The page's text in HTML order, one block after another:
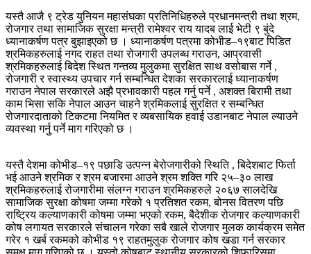
यस्तै आजै ९ ट्रेड युनियन महासंघका प्रतिनिधिहरुले प्रधानमन्त्री तथा श्रम,
रोजगार तथा सामाजिक सुरक्षा मन्त्री रामेश्वर राय यादब लाई भेटी ९ बुंदे
ध्यानाकर्षण पत्र बुझाइएको छ । ध्यानाकर्षण पत्रमा कोभीड–१९बाट पिडित
श्रमिकहरुलाई नगद राहत तथा रोजगारी उपलब्ध गराउन, आप्रवासी
श्रमिकहरुलाई बिदेश स्थित गन्तव्य मुलुकमा सुरक्षित साथ वसोबास गर्ने ,
रोजगारी र स्वास्थ्य उपचार गर्न सम्बन्धित देशका सरकारलाई ध्यानाकर्षण
गराउन नेपाल सरकारले अझै प्रभावकारी पहल गर्नु पर्ने , अशक्त बिरामी तथा
काम भिसा सकि नेपाल आउन चाहने श्रमिकलाई सुरक्षित र सम्बन्धित
रोजगारदाताको टिकटमा नियमित र व्यबसायिक हवाई उडानबाट नेपाल ल्याउने
व्यवस्था गर्नुु पर्ने माग गरिएको छ ।
यस्तै देशमा कोभीड–१९ पछाडि उत्पन्न बेरोजगारीको स्थिति , बिदेशबाट फिर्ता
भई आउने श्रमिक र श्रम बजारमा आउने श्रम शक्ति गरि २५–३० लाख
श्रमिकहरुलाई रोजगारीमा संलग्न गराउन श्रमिकहरुले २०६७ सालदेखि
सामाजिक सुरक्षा कोषमा जम्मा गरेको १ प्रतिशत रकम, बोनस वितरण पछि
राष्ट्रिय कल्याणकारी कोषमा जम्मा भएको रकम, बैदेशीक रोजगार कल्याणकारी
कोष लगायत सरकारले संचालन गरेका सबै खाले रोजगार मुलक कार्यक्रम समेत
गरेर १ खर्ब रकमको कोभीड १९ राहतमुलुक रोजगार कोष खडा गर्न सरकार